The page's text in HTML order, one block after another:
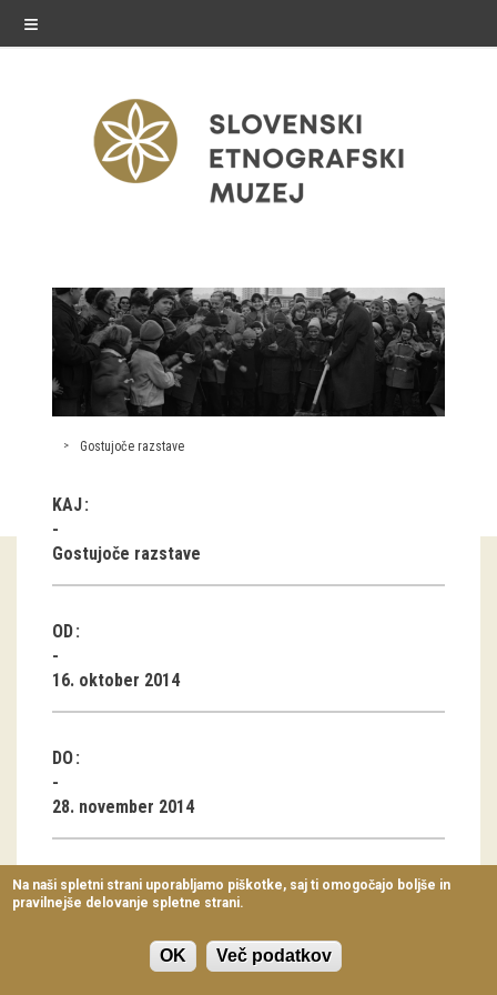
≡
razstave
Stalne razstave
Občasne razstave
Virtualni sprehodi
Razstavni projekti
Arhiv razstav
dogodki
Koledar dogodkov
Prireditve
Predavanja
Delavnice
Vodeni ogledi
Gostujoče razstave
KAJ
Gostujoče razstave
OD
16. oktober 2014
DO
28. november 2014
Fotografske
podobe iz življenja
Na naši spletni strani uporabljamo piškotke, saj ti omogočajo boljše in
pravilnejše delovanje spletne strani.
OK Več podatkov